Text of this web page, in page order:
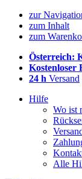
zur
zum Inhalt
zum
Österreich:
Kostenloser
24 h Versand
Hilfe
Wo ist
Alle